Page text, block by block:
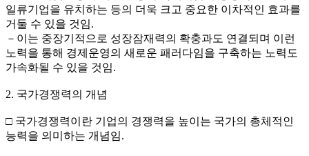
일류기업을 유치하는 등의 더욱 크고 중요한 이차적인 효과를
거둘 수 있을 것임.
－이는 중장기적으로 성장잠재력의 확충과도 연결되며 이런
노력을 통해 경제운영의 새로운 패러다임을 구축하는 노력도
가속화될 수 있을 것임.
2. 국가경쟁력의 개념
□ 국가경쟁력이란 기업의 경쟁력을 높이는 국가의 총체적인
능력을 의미하는 개념임.